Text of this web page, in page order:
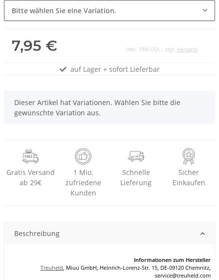
Bitte wählen Sie eine Variation.
7,95 € inkl. 19% USt. , zzgl. Versand
auf Lager + sofort Lieferbar
x
Dieser Artikel hat Variationen. Wählen Sie bitte die
gewünschte Variation aus.
Gratis Versand
ab 29€
1 Mio.
zufriedene
Kunden
Schnelle
Lieferung
Sicher
Einkaufen
Beschreibung
Informationen zum Hersteller
Treuheld, Miuu GmbH, Heinrich-Lorenz-Str. 15, DE-09120 Chemnitz,
service@treuheld.com